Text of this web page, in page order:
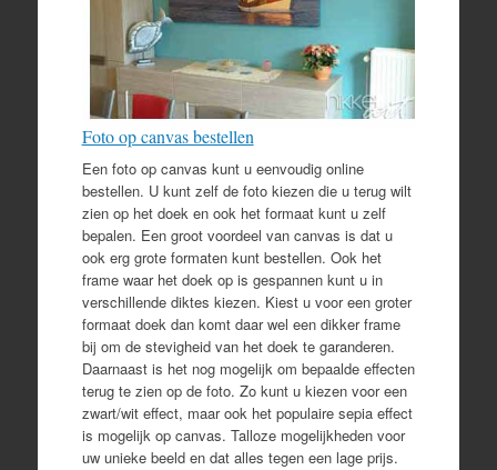
Foto op canvas bestellen
Een foto op canvas kunt u eenvoudig online
bestellen. U kunt zelf de foto kiezen die u terug wilt
zien op het doek en ook het formaat kunt u zelf
bepalen. Een groot voordeel van canvas is dat u
ook erg grote formaten kunt bestellen. Ook het
frame waar het doek op is gespannen kunt u in
verschillende diktes kiezen. Kiest u voor een groter
formaat doek dan komt daar wel een dikker frame
bij om de stevigheid van het doek te garanderen.
Daarnaast is het nog mogelijk om bepaalde effecten
terug te zien op de foto. Zo kunt u kiezen voor een
zwart/wit effect, maar ook het populaire sepia effect
is mogelijk op canvas. Talloze mogelijkheden voor
uw unieke beeld en dat alles tegen een lage prijs.